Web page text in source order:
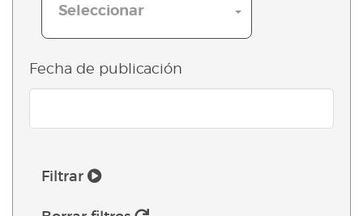
Seleccionar
Fecha de publicación
Filtrar